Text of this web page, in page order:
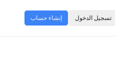
تسجيل الدخول إنشاء حساب